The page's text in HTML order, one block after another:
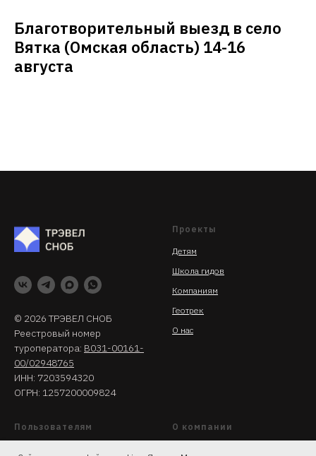
Благотворительный выезд в село
Вятка (Омская область) 14-16
августа
© 2026 ТРЭВЕЛ СНОБ
Реестровый номер
туроператора: В031-00161-
00/02948765
ИНН: 7203594320
ОГРН: 1257200009824
Проекты
Детям
Школа гидов
Компаниям
Геотрек
О нас
Пользователям О компании